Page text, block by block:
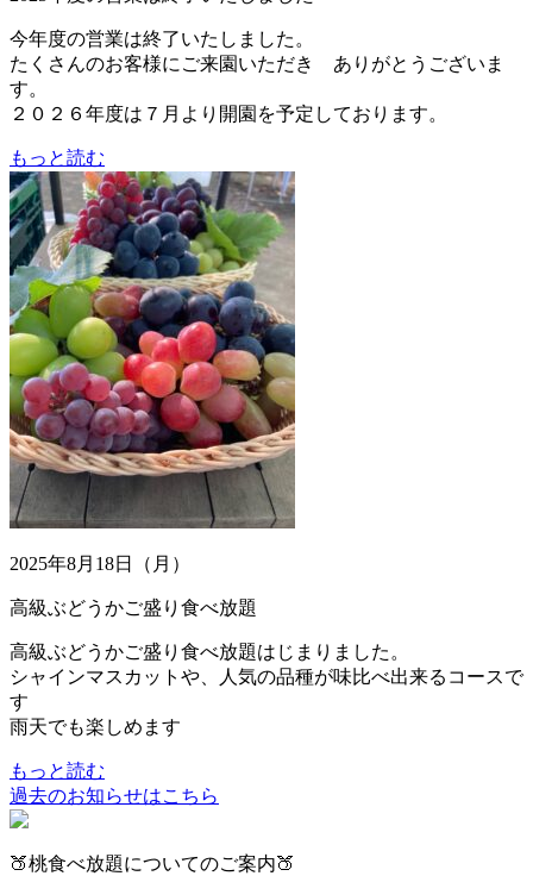
今年度の営業は終了いたしました。
たくさんのお客様にご来園いただき ありがとうございま
す。
２０２６年度は７月より開園を予定しております。
もっと読む
2025年8月18日（月）
高級ぶどうかご盛り食べ放題
高級ぶどうかご盛り食べ放題はじまりました。
シャインマスカットや、人気の品種が味比べ出来るコースで
す
雨天でも楽しめます
もっと読む
過去のお知らせはこちら
🍑桃食べ放題についてのご案内🍑